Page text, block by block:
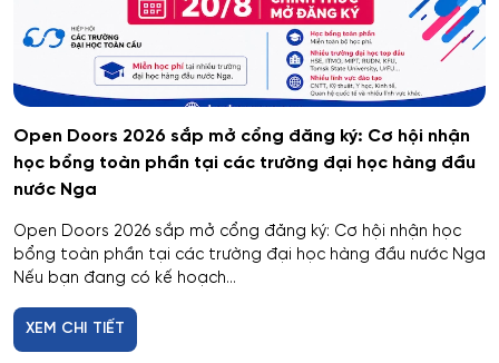
Open Doors 2026 sắp mở cổng đăng ký: Cơ hội nhận
học bổng toàn phần tại các trường đại học hàng đầu
nước Nga
Open Doors 2026 sắp mở cổng đăng ký: Cơ hội nhận học
bổng toàn phần tại các trường đại học hàng đầu nước Nga
Nếu bạn đang có kế hoạch...
XEM CHI TIẾT